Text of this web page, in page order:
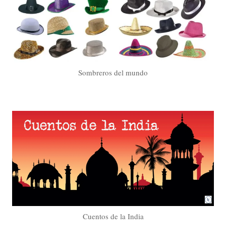
Sombreros del mundo
Cuentos de la India